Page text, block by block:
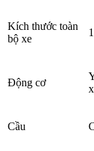
Kích thước toàn
bộ xe
Động cơ
Cầu